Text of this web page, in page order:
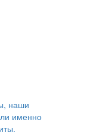
наши
именно